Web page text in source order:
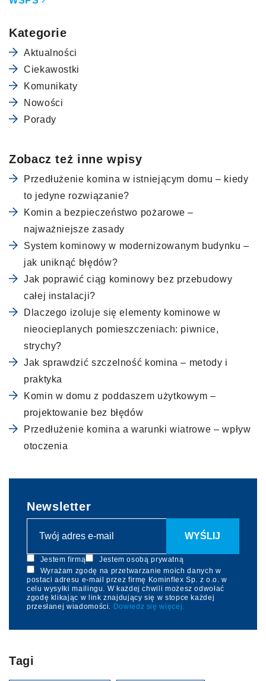
Kategorie
Aktualności
Ciekawostki
Komunikaty
Nowości
Porady
Zobacz też inne wpisy
Przedłużenie komina w istniejącym domu – kiedy
to jedyne rozwiązanie?
Komin a bezpieczeństwo pożarowe –
najważniejsze zasady
System kominowy w modernizowanym budynku –
jak uniknąć błędów?
Jak poprawić ciąg kominowy bez przebudowy
całej instalacji?
Dlaczego izoluje się elementy kominowe w
nieocieplanych pomieszczeniach: piwnice,
strychy?
Jak sprawdzić szczelność komina – metody i
praktyka
Komin w domu z poddaszem użytkowym –
projektowanie bez błędów
Przedłużenie komina a warunki wiatrowe – wpływ
otoczenia
Newsletter
Jestem firmą
Jestem osobą prywatną
Wyrażam zgodę na przetwarzanie moich danych w
postaci adresu e-mail przez firmę Kominflex Sp. z o.o. w
celu wysyłki mailingu. W każdej chwili możesz odwołać
zgodę klikając w link znajdujący się w stopce każdej
przesłanej wiadomości. Dowiedz się więcej.
Tagi